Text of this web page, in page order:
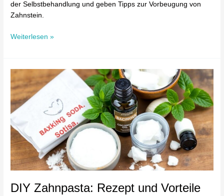
der Selbstbehandlung und geben Tipps zur Vorbeugung von
Zahnstein.
Weiterlesen »
DIY Zahnpasta: Rezept und Vorteile
DIY
Zahnpasta:
Rezept
und
Vorteile